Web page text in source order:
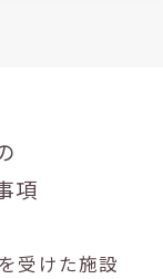
項
受けた施設